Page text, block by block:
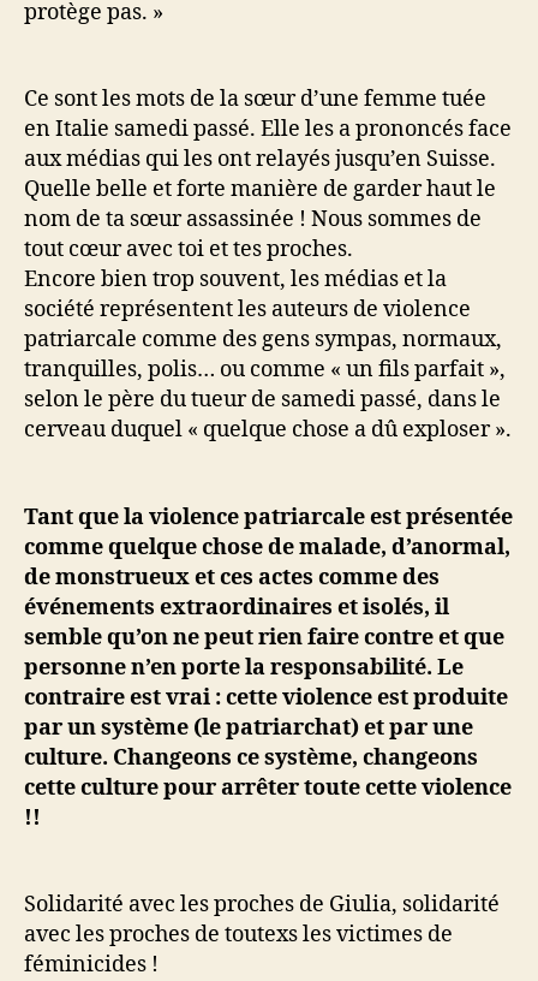
protège pas. »
Ce sont les mots de la sœur d’une femme tuée
en Italie samedi passé. Elle les a prononcés face
aux médias qui les ont relayés jusqu’en Suisse.
Quelle belle et forte manière de garder haut le
nom de ta sœur assassinée ! Nous sommes de
tout cœur avec toi et tes proches.
Encore bien trop souvent, les médias et la
société représentent les auteurs de violence
patriarcale comme des gens sympas, normaux,
tranquilles, polis… ou comme « un fils parfait »,
selon le père du tueur de samedi passé, dans le
cerveau duquel « quelque chose a dû exploser ».
Tant que la violence patriarcale est présentée
comme quelque chose de malade, d’anormal,
de monstrueux et ces actes comme des
événements extraordinaires et isolés, il
semble qu’on ne peut rien faire contre et que
personne n’en porte la responsabilité. Le
contraire est vrai : cette violence est produite
par un système (le patriarchat) et par une
culture. Changeons ce système, changeons
cette culture pour arrêter toute cette violence
!!
Solidarité avec les proches de Giulia, solidarité
avec les proches de toutexs les victimes de
féminicides !